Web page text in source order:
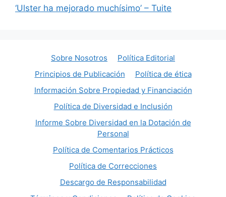
‘Ulster ha mejorado muchísimo’ – Tuite
Sobre Nosotros
Política Editorial
Principios de Publicación
Política de ética
Información Sobre Propiedad y Financiación
Política de Diversidad e Inclusión
Informe Sobre Diversidad en la Dotación de
Personal
Política de Comentarios Prácticos
Política de Correcciones
Descargo de Responsabilidad